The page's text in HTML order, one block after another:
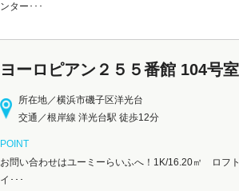
ンター･･･
ヨーロピアン２５５番館 104号室
所在地／横浜市磯子区洋光台
交通／根岸線 洋光台駅 徒歩12分
POINT
お問い合わせはユーミーらいふへ！1K/16.20㎡ ロフ
イ･･･